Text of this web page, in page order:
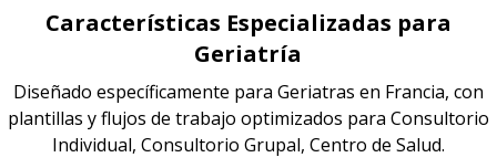
Características Especializadas para
Geriatría
Diseñado específicamente para Geriatras en Francia, con
plantillas y flujos de trabajo optimizados para Consultorio
Individual, Consultorio Grupal, Centro de Salud.